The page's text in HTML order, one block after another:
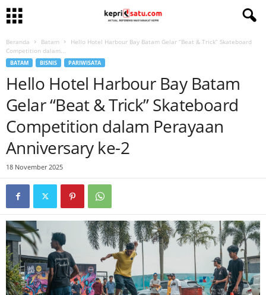
Beranda Batam
Hello Hotel Harbour Bay Batam Gelar “Beat & Trick” Skateboard
Competition dalam...
BATAM BISNIS PARIWISATA
Hello Hotel Harbour Bay Batam
Gelar “Beat & Trick” Skateboard
Competition dalam Perayaan
Anniversary ke-2
18 November 2025